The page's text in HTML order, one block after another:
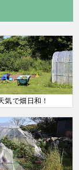
気で畑日和！